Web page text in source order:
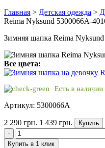
Главная > Детская одежда >
Reima Nyksund 5300066A-
Зимняя шапка Reima
Все цвета:
Есть в наличии
Артикул: 5300066A
2 290 грн. 1 439 грн.
Купить
-
Купить в 1 клик